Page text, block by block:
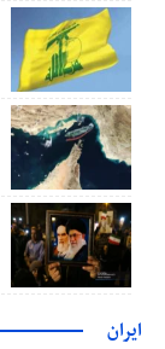
ایران